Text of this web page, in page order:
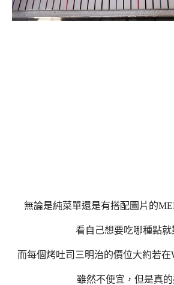
無論是純菜單還是有搭配圖片的
看自己想要吃哪種點就
而每個烤吐司三明治的價位大約若在
雖然不便宜，但是真